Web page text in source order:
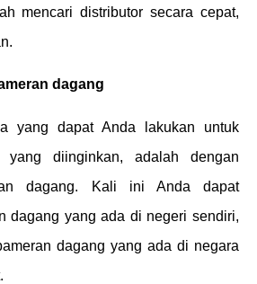
mencari distributor secara cepat,
dagang
yang dapat Anda lakukan untuk
yang diinginkan, adalah dengan
dagang. Kali ini Anda dapat
dagang yang ada di negeri sendiri,
dagang yang ada di negara